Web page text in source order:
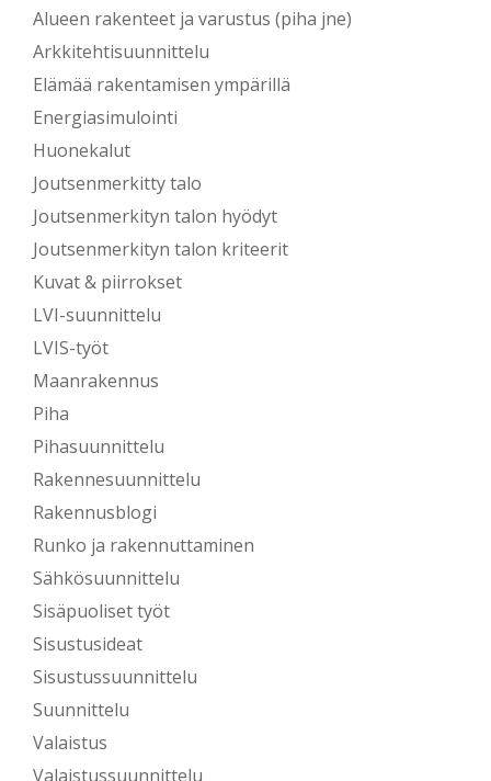
Alueen rakenteet ja varustus (piha jne)
Arkkitehtisuunnittelu
Elämää rakentamisen ympärillä
Energiasimulointi
Huonekalut
Joutsenmerkitty talo
Joutsenmerkityn talon hyödyt
Joutsenmerkityn talon kriteerit
Kuvat & piirrokset
LVI-suunnittelu
LVIS-työt
Maanrakennus
Piha
Pihasuunnittelu
Rakennesuunnittelu
Rakennusblogi
Runko ja rakennuttaminen
Sähkösuunnittelu
Sisäpuoliset työt
Sisustusideat
Sisustussuunnittelu
Suunnittelu
Valaistus
Valaistussuunnittelu